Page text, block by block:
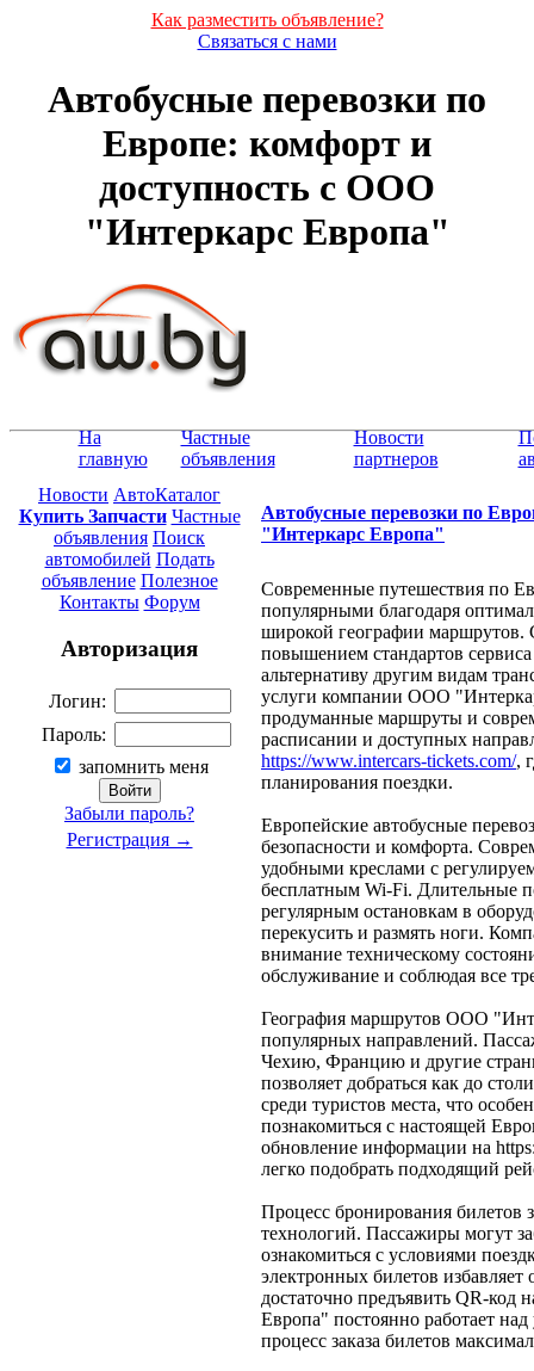
Как разместить объявление?
Связаться с нами
Автобусные перевозки по
Европе: комфорт и
доступность с OOO
"Интеркарс Европа"
На
главную
Частные
объявления
Новости
партнеров
Новости АвтоКаталог
Купить Запчасти Частные
объявления Поиск
автомобилей Подать
объявление Полезное
Контакты Форум
Авторизация
Логин:
Пароль:
запомнить меня
Забыли пароль?
Регистрация →
Автобусные перевозки по
"Интеркарс Европа"
Современные путешествия по
популярными благодаря
широкой географии маршрутов.
повышением стандартов
альтернативу другим видам
услуги компании OOO
продуманные маршруты и
расписании и доступных
https://www.intercars-tickets.com/,
планирования поездки.
Европейские автобусные
безопасности и комфорта.
удобными креслами с
бесплатным Wi-Fi. Длительные
регулярным остановкам в
перекусить и размять ноги.
внимание техническому
обслуживание и соблюдая все
География маршрутов OOO
популярных направлений.
Чехию, Францию и другие
позволяет добраться как до
среди туристов места, что
познакомиться с настоящей
обновление информации на
легко подобрать подходящий
Процесс бронирования билетов
технологий. Пассажиры могут
ознакомиться с условиями
электронных билетов
достаточно предъявить QR-код
Европа" постоянно работает
процесс заказа билетов